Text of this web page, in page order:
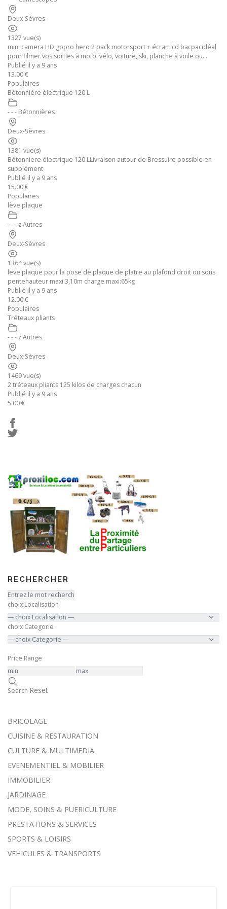
Deux-Sèvres
1327 vue(s)
mini camera HD gopro hero 2 pack motorsport + écran lcd bacpacidéal
pour filmer vos sorties à moto, vélo, voiture, ski, planche à voile ou...
Publié il y a 9 ans
13.00 €
Populaires
Bétonnière électrique 120 L
- - - Bétonnières
Deux-Sèvres
1381 vue(s)
Bétonniere électrique 120 LLivraison autour de Bressuire possible en
supplément
Publié il y a 9 ans
15.00 €
Populaires
lève plaque
- - - z Autres
Deux-Sèvres
1364 vue(s)
leve plaque pour la pose de plaque de platre au plafond droit ou sous
pentehauteur maxi:3,10m charge maxi:65kg
Publié il y a 9 ans
12.00 €
Populaires
Tréteaux pliants
- - - z Autres
Deux-Sèvres
1469 vue(s)
2 tréteaux pliants 125 kilos de charges chacun
Publié il y a 9 ans
5.00 €
RECHERCHER
choix Localisation
choix Categorie
Price Range
Search Reset
BRICOLAGE
CUISINE & RESTAURATION
CULTURE & MULTIMEDIA
EVENEMENTIEL & MOBILIER
IMMOBILIER
JARDINAGE
MODE, SOINS & PUERICULTURE
PRESTATIONS & SERVICES
SPORTS & LOISIRS
VEHICULES & TRANSPORTS